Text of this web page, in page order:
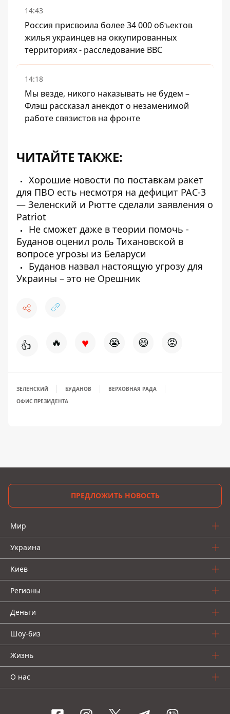
14:43
Россия присвоила более 34 000 объектов
жилья украинцев на оккупированных
территориях - расследование BBC
14:18
Мы везде, никого наказывать не будем –
Флэш рассказал анекдот о незаменимой
работе связистов на фронте
ЧИТАЙТЕ ТАКЖЕ:
Хорошие новости по поставкам ракет
для ПВО есть несмотря на дефицит PAC-3
— Зеленский и Рютте сделали заявления о
Patriot
Не сможет даже в теории помочь -
Буданов оценил роль Тихановской в ​​
вопросе угрозы из Беларуси
Буданов назвал настоящую угрозу для
Украины – это не Орешник
👍 🔥 ♥ 😭 😆 😡
ЗЕЛЕНСКИЙ БУДАНОВ
ВЕРХОВНАЯ РАДА
ОФИС ПРЕЗИДЕНТА
ПРЕДЛОЖИТЬ НОВОСТЬ
Мир
Украина
Киев
Регионы
Деньги
Шоу-биз
Жизнь
О нас